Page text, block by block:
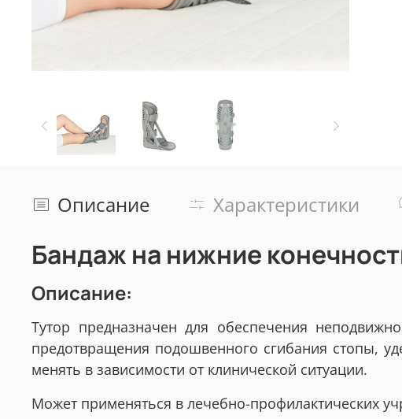
Описание Характеристики
Бандаж на нижние
Описание:
Тутор предназначен для обеспечения
предотвращения подошвенного сгибания стопы,
менять в зависимости от клинической ситуации.
Может применяться в лечебно-профилактических